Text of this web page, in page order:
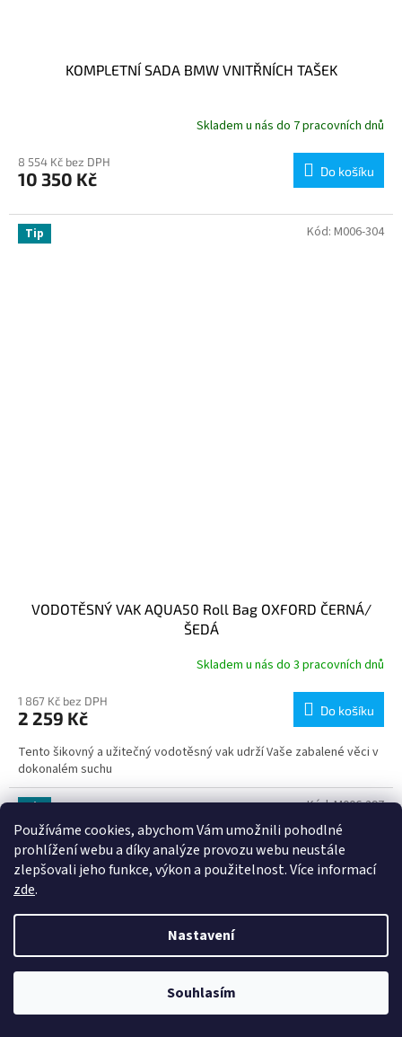
Používáme cookies, abychom Vám umožnili pohodlné
prohlížení webu a díky analýze provozu webu neustále
zlepšovali jeho funkce, výkon a použitelnost. Více informací
zde.
Nastavení
Souhlasím
KOMPLETNÍ SADA BMW VNITŘNÍCH TAŠEK
Skladem u nás do 7 pracovních dnů
8 554 Kč bez DPH
10 350 Kč Do košíku
Tip
VODOTĚSNÝ VAK AQUA50 Roll Bag OXFORD ČERNÁ/
ŠEDÁ
Skladem u nás do 3 pracovních dnů
1 867 Kč bez DPH
2 259 Kč Do košíku
Tento šikovný a užitečný vodotěsný vak udrží Vaše zabalené věci v
dokonalém suchu
Kód: M006-304
Tip Kód:M006-297